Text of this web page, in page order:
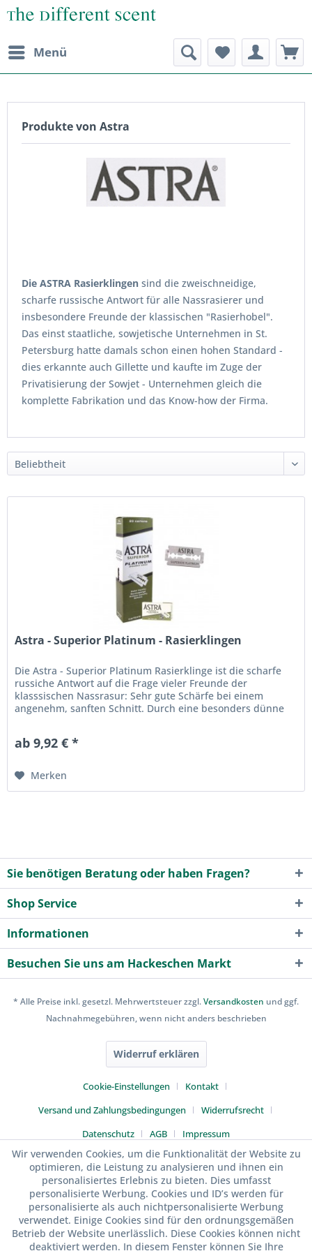
Menü
Produkte von Astra
Die ASTRA Rasierklingen sind die zweischneidige,
scharfe russische Antwort für alle Nassrasierer und
insbesondere Freunde der klassischen "Rasierhobel".
Das einst staatliche, sowjetische Unternehmen in St.
Petersburg hatte damals schon einen hohen Standard -
dies erkannte auch Gillette und kaufte im Zuge der
Privatisierung der Sowjet - Unternehmen gleich die
komplette Fabrikation und das Know-how der Firma.
Astra - Superior Platinum - Rasierklingen
Die Astra - Superior Platinum Rasierklinge ist die scharfe
russiche Antwort auf die Frage vieler Freunde der
klasssischen Nassrasur: Sehr gute Schärfe bei einem
angenehm, sanften Schnitt. Durch eine besonders dünne
ab 9,92 € *
Merken
Sie benötigen Beratung oder haben Fragen?
Shop Service
Informationen
Besuchen Sie uns am Hackeschen Markt
* Alle Preise inkl. gesetzl. Mehrwertsteuer zzgl.Versandkosten und ggf.
Nachnahmegebühren, wenn nicht anders beschrieben
Widerruf erklären
Cookie-Einstellungen
Kontakt
Versand und Zahlungsbedingungen
Widerrufsrecht
Datenschutz
AGB Impressum
Wir verwenden Cookies, um die Funktionalität der Website zu
optimieren, die Leistung zu analysieren und ihnen ein
personalisiertes Erlebnis zu bieten. Dies umfasst
personalisierte Werbung. Cookies und ID’s werden für
personalisierte als auch nichtpersonalisierte Werbung
verwendet. Einige Cookies sind für den ordnungsgemäßen
Betrieb der Website unerlässlich. Diese Cookies können nicht
deaktiviert werden. In diesem Fenster können Sie Ihre